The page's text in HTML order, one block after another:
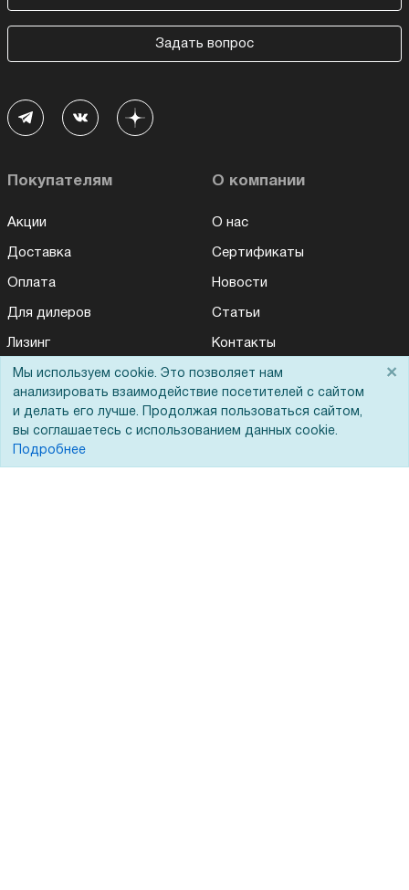
Задать вопрос
Покупателям
Акции
Доставка
Оплата
Для дилеров
Лизинг
Кредитование
Госучреждениям
Тендеры
О компании
О нас
Сертификаты
Новости
Статьи
Контакты
Демопоказ
Мы используем cookie. Это позволяет нам
анализировать взаимодействие посетителей с сайтом
и делать его лучше. Продолжая пользоваться сайтом,
вы соглашаетесь с использованием данных cookie.
Подробнее
×